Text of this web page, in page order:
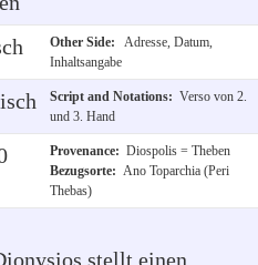
Other Side:
Adresse, Datum,
Inhaltsangabe
Script and Notations: Verso von 2.
und 3. Hand
Provenance: Diospolis = Theben
Bezugsorte: Ano Toparchia (Peri
Thebas)
stellt einen